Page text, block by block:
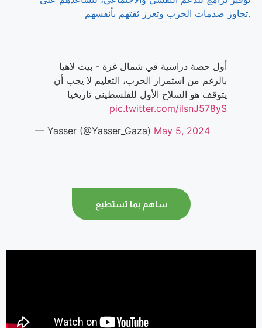
تجاوز صدمات الحرب وتعزز ثقتهم بأنفسهم.
أول حصة دراسية في شمال غزة - بيت لاهيا
بالرغم من استمرار الحرب، التعليم لا يجب أن
يتوقف هو السلاح الأول للفلسطيني تاريخيا
pic.twitter.com/ilsnJ578yS
— Yasser (@Yasser_Gaza) May 5, 2024
ساهم بما تستطيع